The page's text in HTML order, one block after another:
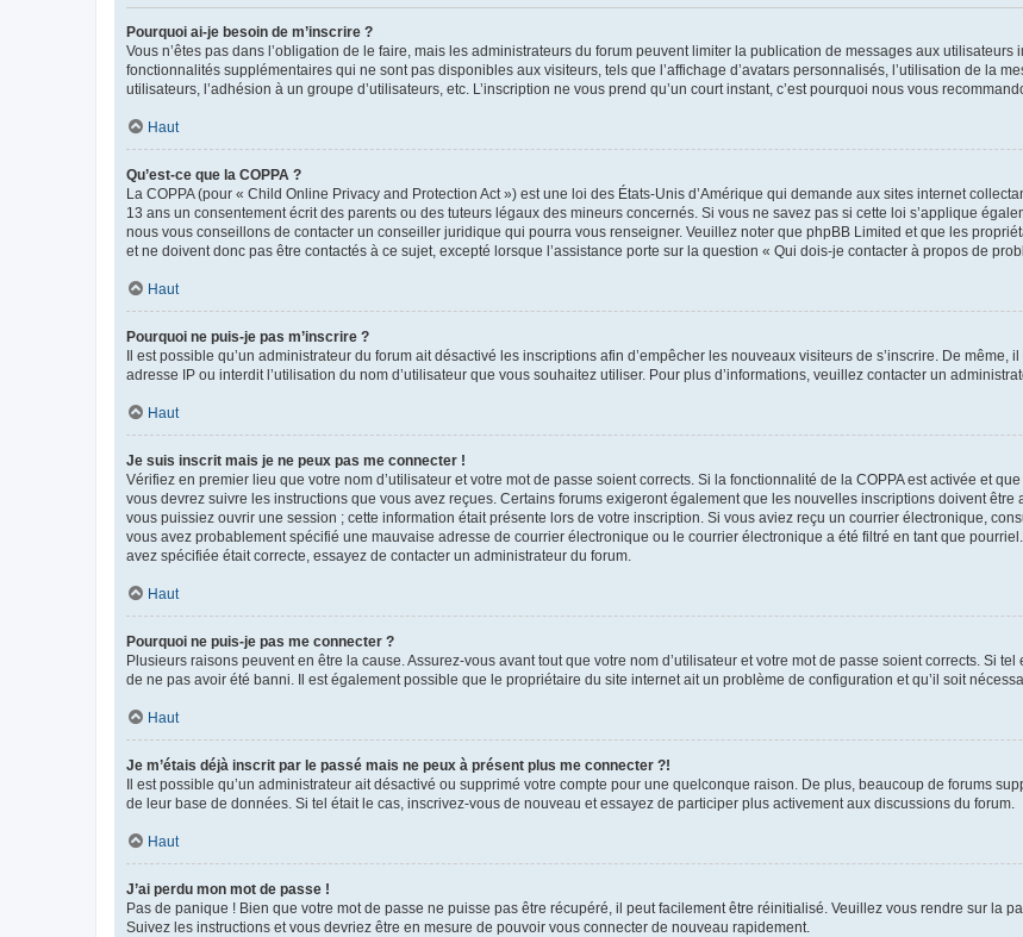
Pourquoi ai-je besoin de m’inscrire ?
Vous n’êtes pas dans l’obligation de le faire, mais les administrateurs du forum peuvent limiter la publication de messages aux
fonctionnalités supplémentaires qui ne sont pas disponibles aux visiteurs, tels que l’affichage d’avatars personnalisés, l’utilisation de la
utilisateurs, l’adhésion à un groupe d’utilisateurs, etc. L’inscription ne vous prend qu’un court instant, c’est pourquoi nous vous
Haut
Qu’est-ce que la COPPA ?
La COPPA (pour « Child Online Privacy and Protection Act ») est une loi des États-Unis d’Amérique qui demande aux sites internet
13 ans un consentement écrit des parents ou des tuteurs légaux des mineurs concernés. Si vous ne savez pas si cette loi s’applique
nous vous conseillons de contacter un conseiller juridique qui pourra vous renseigner. Veuillez noter que phpBB Limited et que les
et ne doivent donc pas être contactés à ce sujet, excepté lorsque l’assistance porte sur la question « Qui dois-je contacter à propos de
Haut
Pourquoi ne puis-je pas m’inscrire ?
Il est possible qu’un administrateur du forum ait désactivé les inscriptions afin d’empêcher les nouveaux visiteurs de s’inscrire. De
adresse IP ou interdit l’utilisation du nom d’utilisateur que vous souhaitez utiliser. Pour plus d’informations, veuillez contacter un
Haut
Je suis inscrit mais je ne peux pas me connecter !
Vérifiez en premier lieu que votre nom d’utilisateur et votre mot de passe soient corrects. Si la fonctionnalité de la COPPA est activée et
vous devrez suivre les instructions que vous avez reçues. Certains forums exigeront également que les nouvelles inscriptions doivent
vous puissiez ouvrir une session ; cette information était présente lors de votre inscription. Si vous aviez reçu un courrier électronique,
vous avez probablement spécifié une mauvaise adresse de courrier électronique ou le courrier électronique a été filtré en tant que
avez spécifiée était correcte, essayez de contacter un administrateur du forum.
Haut
Pourquoi ne puis-je pas me connecter ?
Plusieurs raisons peuvent en être la cause. Assurez-vous avant tout que votre nom d’utilisateur et votre mot de passe soient corrects. Si
de ne pas avoir été banni. Il est également possible que le propriétaire du site internet ait un problème de configuration et qu’il soit
Haut
Je m’étais déjà inscrit par le passé mais ne peux à présent plus me connecter ?!
Il est possible qu’un administrateur ait désactivé ou supprimé votre compte pour une quelconque raison. De plus, beaucoup de forums
de leur base de données. Si tel était le cas, inscrivez-vous de nouveau et essayez de participer plus activement aux discussions du forum.
Haut
J’ai perdu mon mot de passe !
Pas de panique ! Bien que votre mot de passe ne puisse pas être récupéré, il peut facilement être réinitialisé. Veuillez vous rendre sur la
Suivez les instructions et vous devriez être en mesure de pouvoir vous connecter de nouveau rapidement.